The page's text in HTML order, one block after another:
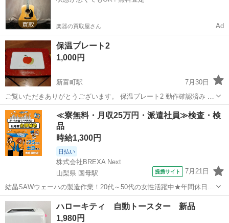
楽器の買取屋さん Ad
保温プレート2
1,000円
新富町駅
7月30日
ご覧いただきありがとうございます。 保温プレート2 動作確認済み 商
品状態：写真でご確認下さい。 保管、使用に伴い傷汚れがあるかもし
れませんのでお買い得価格にて出品いたします。 写真を参考下さ
い。 ※中古商品の為、ご理解頂...
富山 富山市 新富町駅 キッチン家電
≪寮無料・月収25万円・派遣社員≫検査・検
品
時給1,300円
日払い
株式会社BREXA Next
山梨県 国母駅
提携サイト 7月21日
結晶SAWウェーハの製造作業！20代～50代の女性活躍中★年間休日
120日＆土日祝休み！クリーンルーム内でのお仕事！日払い制度利用可
◎正社員登用制度あり！マイカー通勤可！《山梨県中巨摩郡昭和町》
人気の工場のお仕事 ◇結晶...
山梨 国母駅 その他
ハローキティ 自動トースター 新品
1,980円